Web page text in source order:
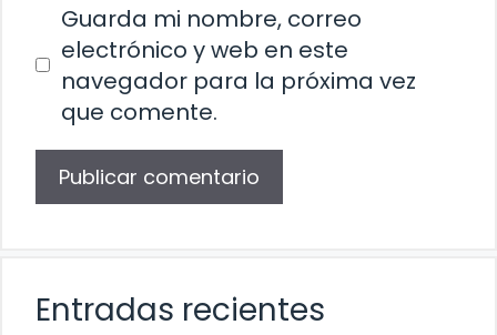
Guarda mi nombre, correo
electrónico y web en este
navegador para la próxima vez
que comente.
Entradas recientes